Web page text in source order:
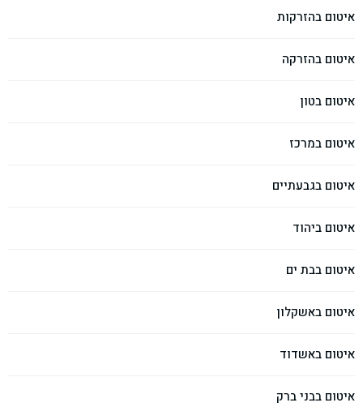
איטום בהזרקות
איטום בהזרקה
איטום בטון
איטום במרכז
איטום בגבעתיים
איטום ביהוד
איטום בבת ים
איטום באשקלון
איטום באשדוד
איטום בבני ברק